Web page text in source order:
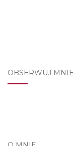
OBSERWUJ MNIE